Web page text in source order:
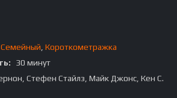
Семейный Короткометражка
30 минут
Стефен Стайлз, Майк Джонс, Кен С.